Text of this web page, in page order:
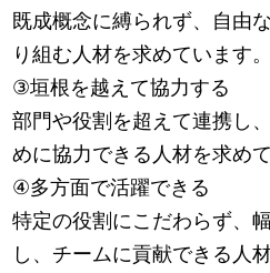
既成概念に縛られず、自由
り組む人材を求めています。
③垣根を越えて協力する
部門や役割を超えて連携し
めに協力できる人材を求めて
④多方面で活躍できる
特定の役割にこだわらず、
し、チームに貢献できる人